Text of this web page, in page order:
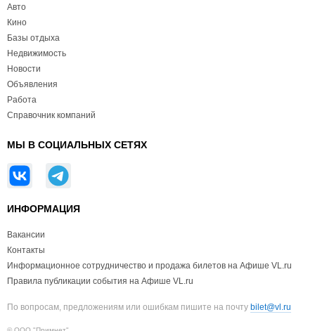
Авто
Кино
Базы отдыха
Недвижимость
Новости
Объявления
Работа
Справочник компаний
МЫ В СОЦИАЛЬНЫХ СЕТЯХ
ИНФОРМАЦИЯ
Вакансии
Контакты
Информационное сотрудничество и продажа билетов на Афише VL.ru
Правила публикации события на Афише VL.ru
По вопросам, предложениям или ошибкам пишите на почту bilet@vl.ru